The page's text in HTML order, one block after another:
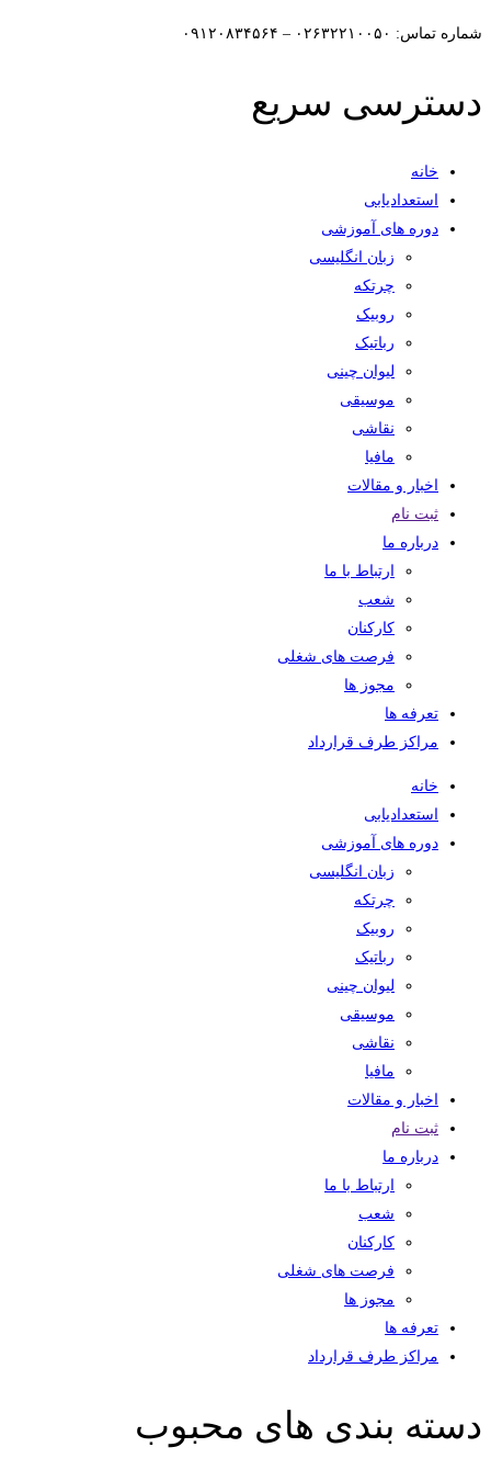
شماره تماس: ۰۲۶۳۲۲۱۰۰۵۰ – ۰۹۱۲۰۸۳۴۵۶۴
دسترسی سریع
خانه
استعدادیابی
دوره های آموزشی
زبان انگلیسی
چرتکه
روبیک
رباتیک
لیوان چینی
موسیقی
نقاشی
مافیا
اخبار و مقالات
ثبت نام
درباره ما
ارتباط با ما
شعب
کارکنان
فرصت های شغلی
مجوز ها
تعرفه ها
مراکز طرف قرارداد
خانه
استعدادیابی
دوره های آموزشی
زبان انگلیسی
چرتکه
روبیک
رباتیک
لیوان چینی
موسیقی
نقاشی
مافیا
اخبار و مقالات
ثبت نام
درباره ما
ارتباط با ما
شعب
کارکنان
فرصت های شغلی
مجوز ها
تعرفه ها
مراکز طرف قرارداد
دسته بندی های محبوب